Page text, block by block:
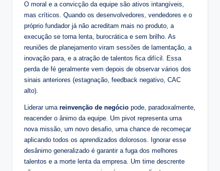
O moral e a convicção da equipe são ativos intangíveis,
mas críticos. Quando os desenvolvedores, vendedores e o
próprio fundador já não acreditam mais no produto, a
execução se torna lenta, burocrática e sem brilho. As
reuniões de planejamento viram sessões de lamentação, a
inovação para, e a atração de talentos fica difícil. Essa
perda de fé geralmente vem depois de observar vários dos
sinais anteriores (estagnação, feedback negativo, CAC
alto).
Liderar uma reinvenção de negócio pode, paradoxalmente,
reacender o ânimo da equipe. Um pivot representa uma
nova missão, um novo desafio, uma chance de recomeçar
aplicando todos os aprendizados dolorosos. Ignorar esse
desânimo generalizado é garantir a fuga dos melhores
talentos e a morte lenta da empresa. Um time descrente